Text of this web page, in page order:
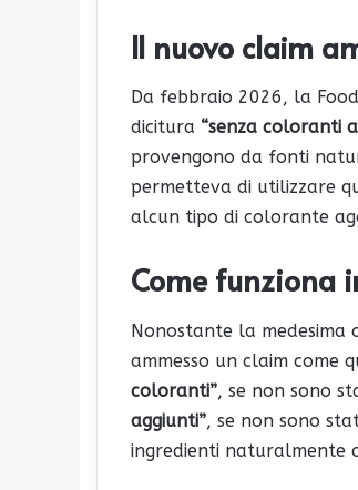
Il nuovo claim
Da febbraio 2026, la
dicitura “senza coloranti
provengono da fonti
permetteva di utilizzare
alcun tipo di colorante
Come funziona
Nonostante la medesima
ammesso un claim come
coloranti”, se non sono
aggiunti”, se non sono
ingredienti naturalmente